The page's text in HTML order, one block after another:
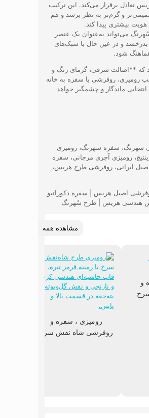
تعادل برقرار می‌کند. این ترکیب
و گرم‌تر به نظر برسد و هم
بیشتری پیدا کند.
می‌تواند به‌عنوان یک عنصر
بدرخشد و در عین حال با سبک‌های
شود.
که **اصالت شرقی، گرمای رنگ و
رومیزی، روفرشی یا سفره به خانه
ماندگار و چشمگیر خواهد
سهرنگ، سفره سهرنگ، رومیزی
رومیزی آجری مرجانی، سفره
اصیل ایرانی، روفرشی طرح هریس،
اصیل هریس | سفره دکوراتیو
هندسی هریس | طرح سُهرنگ
مشاهده همه
و
رومیزی ، سفره و
روفرشی شاه نقش سرخ